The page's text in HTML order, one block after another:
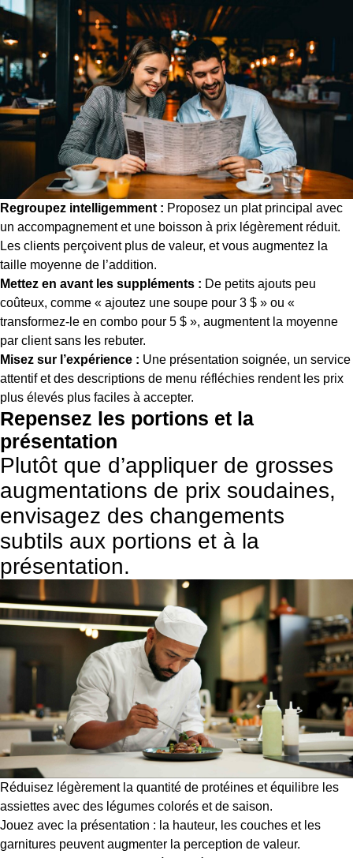
Regroupez intelligemment : Proposez un plat principal avec
un accompagnement et une boisson à prix légèrement réduit.
Les clients perçoivent plus de valeur, et vous augmentez la
taille moyenne de l’addition.
Mettez en avant les suppléments : De petits ajouts peu
coûteux, comme « ajoutez une soupe pour 3 $ » ou «
transformez-le en combo pour 5 $ », augmentent la moyenne
par client sans les rebuter.
Misez sur l’expérience : Une présentation soignée, un service
attentif et des descriptions de menu réfléchies rendent les prix
plus élevés plus faciles à accepter.
Repensez les portions et la
présentation
Plutôt que d’appliquer de grosses
augmentations de prix soudaines,
envisagez des changements
subtils aux portions et à la
présentation.
Réduisez légèrement la quantité de protéines et équilibre les
assiettes avec des légumes colorés et de saison.
Jouez avec la présentation : la hauteur, les couches et les
garnitures peuvent augmenter la perception de valeur.